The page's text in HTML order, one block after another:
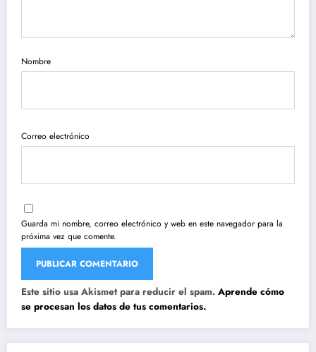
Nombre
Correo electrónico
Guarda mi nombre, correo electrónico y web en este navegador para la
próxima vez que comente.
Este sitio usa Akismet para reducir el spam. Aprende cómo
se procesan los datos de tus comentarios.